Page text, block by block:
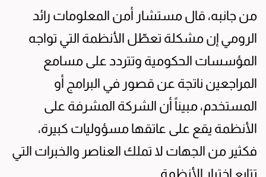
من جانبه، قال مستشار أمن المعلومات رائد
الرومي إن مشكلة تعطّل الأنظمة التي تواجه
المؤسسات الحكومية وتتردد على مسامع
المراجعين ناتجة عن قصور في البرامج أو
المستخدم، مبيناً أن الشركة المشرفة على
الأنظمة يقع على عاتقها مسؤوليات كبيرة،
فكثير من الجهات لا تملك العناصر والخبرات التي
تتابع اختبار الأنظمة.